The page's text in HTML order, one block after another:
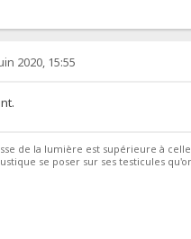
2020, 15:55
de la lumière est supérieure à
se poser sur ses testicules